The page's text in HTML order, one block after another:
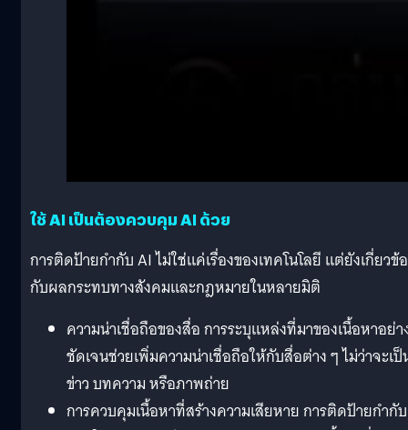
ใช้ AI เป็นต้องควบคุม AI ด้วย
การติดป้ายกำกับ AI ไม่ใช่แค่เรื่องของเทคโนโลยี แต่ยังเกี่ยวข้
กับผลกระทบทางสังคมและกฎหมายในหลายมิติ
ความน่าเชื่อถือของสื่อ การระบุแหล่งที่มาของเนื้อหาอย่า
ชัดเจนช่วยเพิ่มความน่าเชื่อถือให้กับสื่อต่าง ๆ ไม่ว่าจะเ
ข่าว บทความ หรือภาพถ่าย
การควบคุมเนื้อหาที่สร้างความเสียหาย การติดป้ายกำกับ